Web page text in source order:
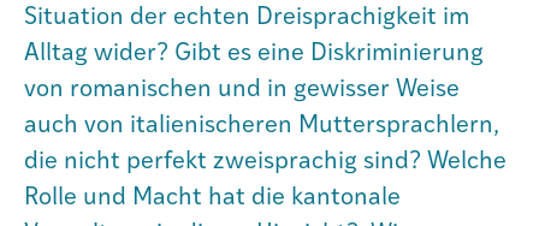
Situation der echten Dreisprachigkeit im
Alltag wider? Gibt es eine Diskriminierung
von romanischen und in gewisser Weise
auch von italienischeren Muttersprachlern,
die nicht perfekt zweisprachig sind? Welche
Rolle und Macht hat die kantonale